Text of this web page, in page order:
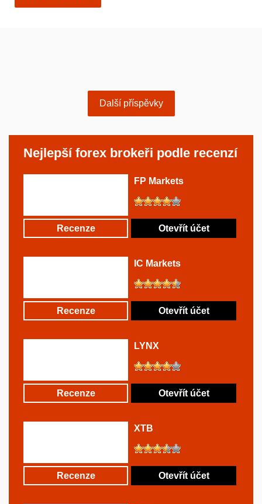
Další příspěvky
Nejlepší forex brokeři podle recenzí
FP Markets
Recenze Otevřít účet
IC Markets
Recenze Otevřít účet
LYNX
Recenze Otevřít účet
XTB
Recenze Otevřít účet